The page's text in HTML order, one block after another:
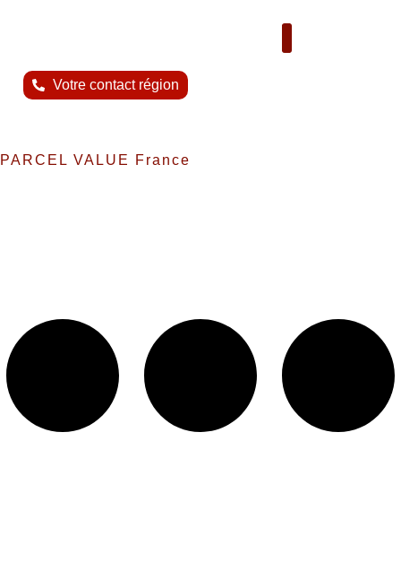
Votre contact région
PARCEL VALUE France